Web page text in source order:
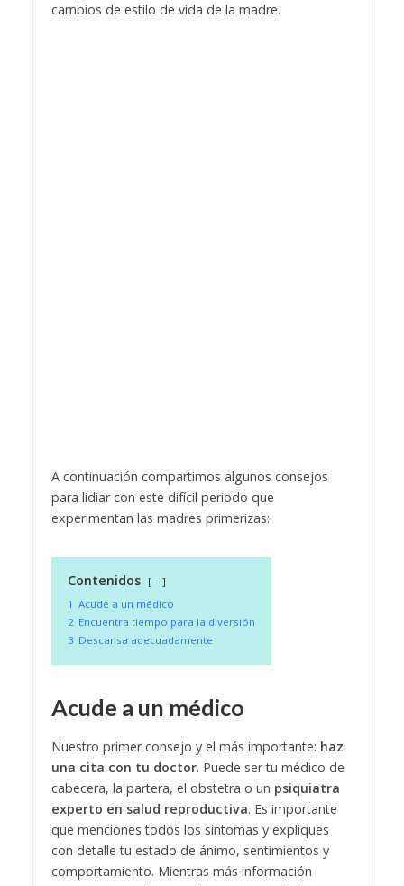
cambios de estilo de vida de la madre.
A continuación compartimos algunos consejos
para lidiar con este difícil periodo que
experimentan las madres primerizas:
Contenidos
-
1 Acude a un médico
2 Encuentra tiempo para la diversión
3 Descansa adecuadamente
Acude a un médico
Nuestro primer consejo y el más importante: haz
una cita con tu doctor. Puede ser tu médico de
cabecera, la partera, el obstetra o un psiquiatra
experto en salud reproductiva. Es importante
que menciones todos los síntomas y expliques
con detalle tu estado de ánimo, sentimientos y
comportamiento. Mientras más información